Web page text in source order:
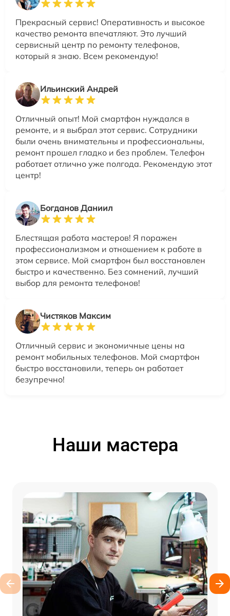
Прекрасный сервис! Оперативность и высокое
качество ремонта впечатляют. Это лучший
сервисный центр по ремонту телефонов,
который я знаю. Всем рекомендую!
Ильинский Андрей
Отличный опыт! Мой смартфон нуждался в
ремонте, и я выбрал этот сервис. Сотрудники
были очень внимательны и профессиональны,
ремонт прошел гладко и без проблем. Телефон
работает отлично уже полгода. Рекомендую этот
центр!
Богданов Даниил
Блестящая работа мастеров! Я поражен
профессионализмом и отношением к работе в
этом сервисе. Мой смартфон был восстановлен
быстро и качественно. Без сомнений, лучший
выбор для ремонта телефонов!
Чистяков Максим
Отличный сервис и экономичные цены на
ремонт мобильных телефонов. Мой смартфон
быстро восстановили, теперь он работает
безупречно!
Наши мастера